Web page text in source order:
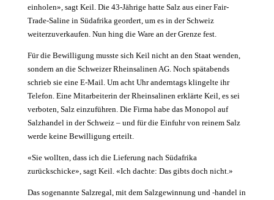
einholen», sagt Keil. Die 43-Jährige hatte Salz aus einer Fair-
Trade-Saline in Südafrika geordert, um es in der Schweiz
weiterzuverkaufen. Nun hing die Ware an der Grenze fest.
Für die Bewilligung musste sich Keil nicht an den Staat wenden,
sondern an die Schweizer Rheinsalinen AG. Noch spätabends
schrieb sie eine E-Mail. Um acht Uhr anderntags klingelte ihr
Telefon. Eine Mitarbeiterin der Rheinsalinen erklärte Keil, es sei
verboten, Salz einzuführen. Die Firma habe das Monopol auf
Salzhandel in der Schweiz – und für die Einfuhr von reinem Salz
werde keine Bewilligung erteilt.
«Sie wollten, dass ich die Lieferung nach Südafrika
zurückschicke», sagt Keil. «Ich dachte: Das gibts doch nicht.»
Das sogenannte Salzregal, mit dem Salzgewinnung und -handel in